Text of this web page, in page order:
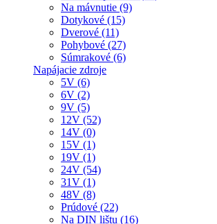
Na mávnutie (9)
Dotykové (15)
Dverové (11)
Pohybové (27)
Súmrakové (6)
Napájacie zdroje
5V (6)
6V (2)
9V (5)
12V (52)
14V (0)
15V (1)
19V (1)
24V (54)
31V (1)
48V (8)
Prúdové (22)
Na DIN lištu (16)